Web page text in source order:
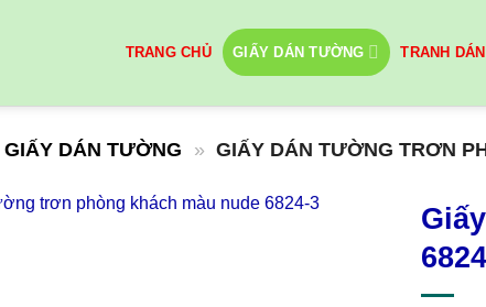
TRANG CHỦ GIẤY DÁN TƯỜNG TRANH
GIẤY DÁN TƯỜNG » GIẤY DÁN TƯỜNG TRƠN